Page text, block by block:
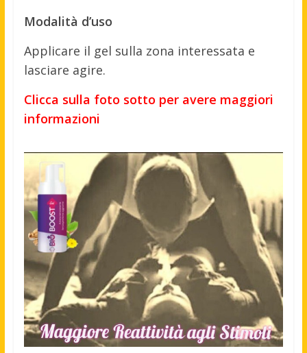
Modalità d’uso
Applicare il gel sulla zona interessata e
lasciare agire.
Clicca sulla foto sotto per avere maggiori
informazioni